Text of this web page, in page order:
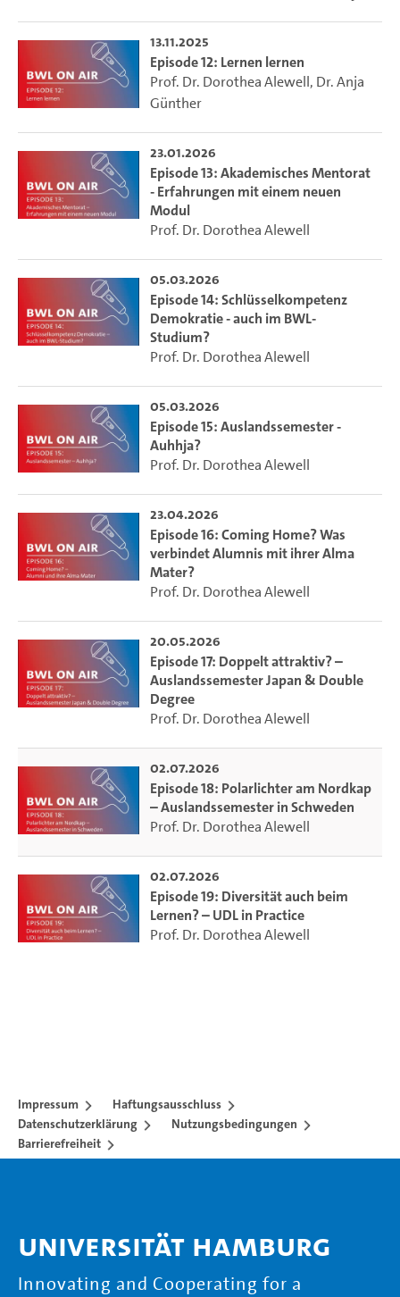
13.11.2025
Episode 12: Lernen lernen
Prof. Dr. Dorothea Alewell, Dr. Anja
Günther
23.01.2026
Episode 13: Akademisches Mentorat
- Erfahrungen mit einem neuen
Modul
Prof. Dr. Dorothea Alewell
05.03.2026
Episode 14: Schlüsselkompetenz
Demokratie - auch im BWL-
Studium?
Prof. Dr. Dorothea Alewell
05.03.2026
Episode 15: Auslandssemester -
Auhhja?
Prof. Dr. Dorothea Alewell
23.04.2026
Episode 16: Coming Home? Was
verbindet Alumnis mit ihrer Alma
Mater?
Prof. Dr. Dorothea Alewell
20.05.2026
Episode 17: Doppelt attraktiv? –
Auslandssemester Japan & Double
Degree
Prof. Dr. Dorothea Alewell
02.07.2026
Episode 18: Polarlichter am Nordkap
– Auslandssemester in Schweden
Prof. Dr. Dorothea Alewell
02.07.2026
Episode 19: Diversität auch beim
Lernen? – UDL in Practice
Prof. Dr. Dorothea Alewell
Impressum
Haftungsausschluss
Datenschutzerklärung
Nutzungsbedingungen
Barrierefreiheit
Universität Hamburg
Innovating and Cooperating for a